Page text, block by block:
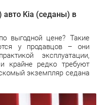
Kia (седаны) в
выгодной цене? Такие
у продавцов – они
эксплуатации,
крайне редко требуют
экземпляр седана